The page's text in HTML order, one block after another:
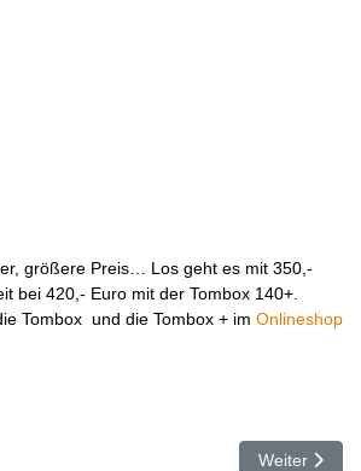
größere Preis… Los geht es mit 350,-
bei 420,- Euro mit der Tombox 140+.
Tombox und die Tombox + im Onlineshop
Ständer für das iPad Nächster
Weiter